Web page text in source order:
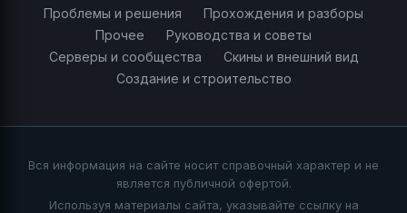
Проблемы и решения
Прохождения и разборы
Прочее
Руководства и советы
Серверы и сообщества
Скины и внешний вид
Создание и строительство
Вся информация на сайте носит справочный характер и не
является публичной офертой.
Используя материалы сайта, указывайте ссылку на